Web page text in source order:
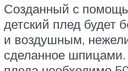
Созданный с
детский плед будет
и воздушным,
сделанное